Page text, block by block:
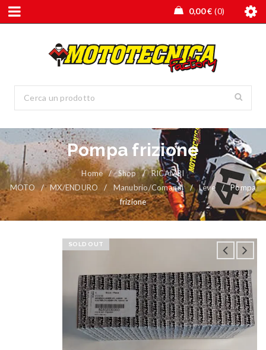
0,00€ 0
Pompa frizione
Home / Shop /
RICAMBI
MOTO
/ MX/ENDURO / Manubrio/Comandi / Leve /
Pompa
frizione
SOLD OUT